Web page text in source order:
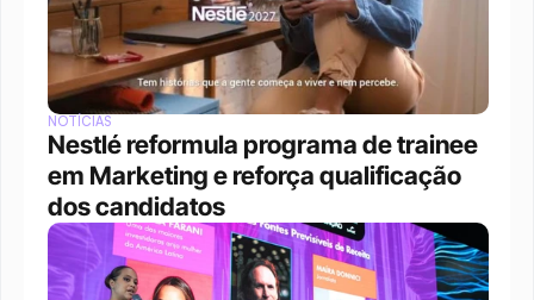
NOTÍCIAS
Nestlé reformula programa de trainee
em Marketing e reforça qualificação
dos candidatos